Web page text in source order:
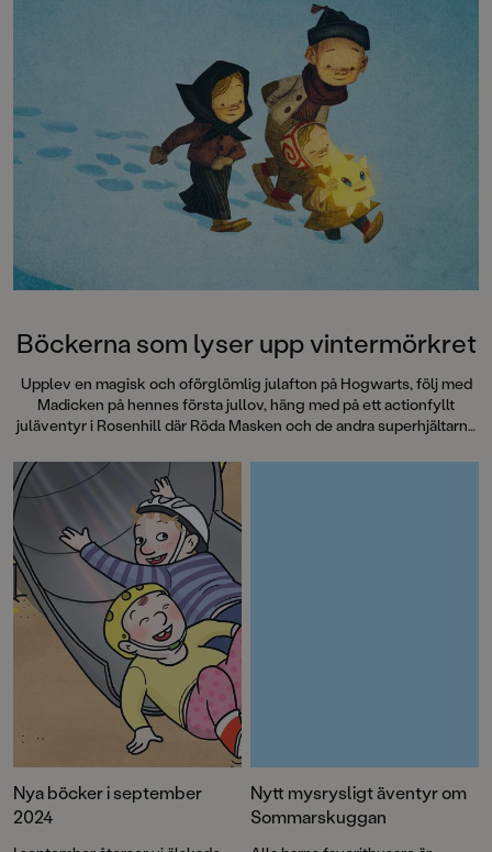
verkligen hur man
stämningen så att
armarna.”
Metro”Det här är
Böckerna som lyser upp vintermörkret
Upplev en magisk och oförglömlig julafton på Hogwarts, följ med
Madicken på hennes första jullov, häng med på ett actionfyllt
juläventyr i Rosenhill där Röda Masken och de andra superhjältarna
rädda sin nyfunna vän Stjärnan från trollkarlens klor. Här är
böckerna som bjuder på både julmys och julmysterium i
vintermörkret!
Nya böcker i september
2024
Nytt mysrysligt äventyr om
Sommarskuggan